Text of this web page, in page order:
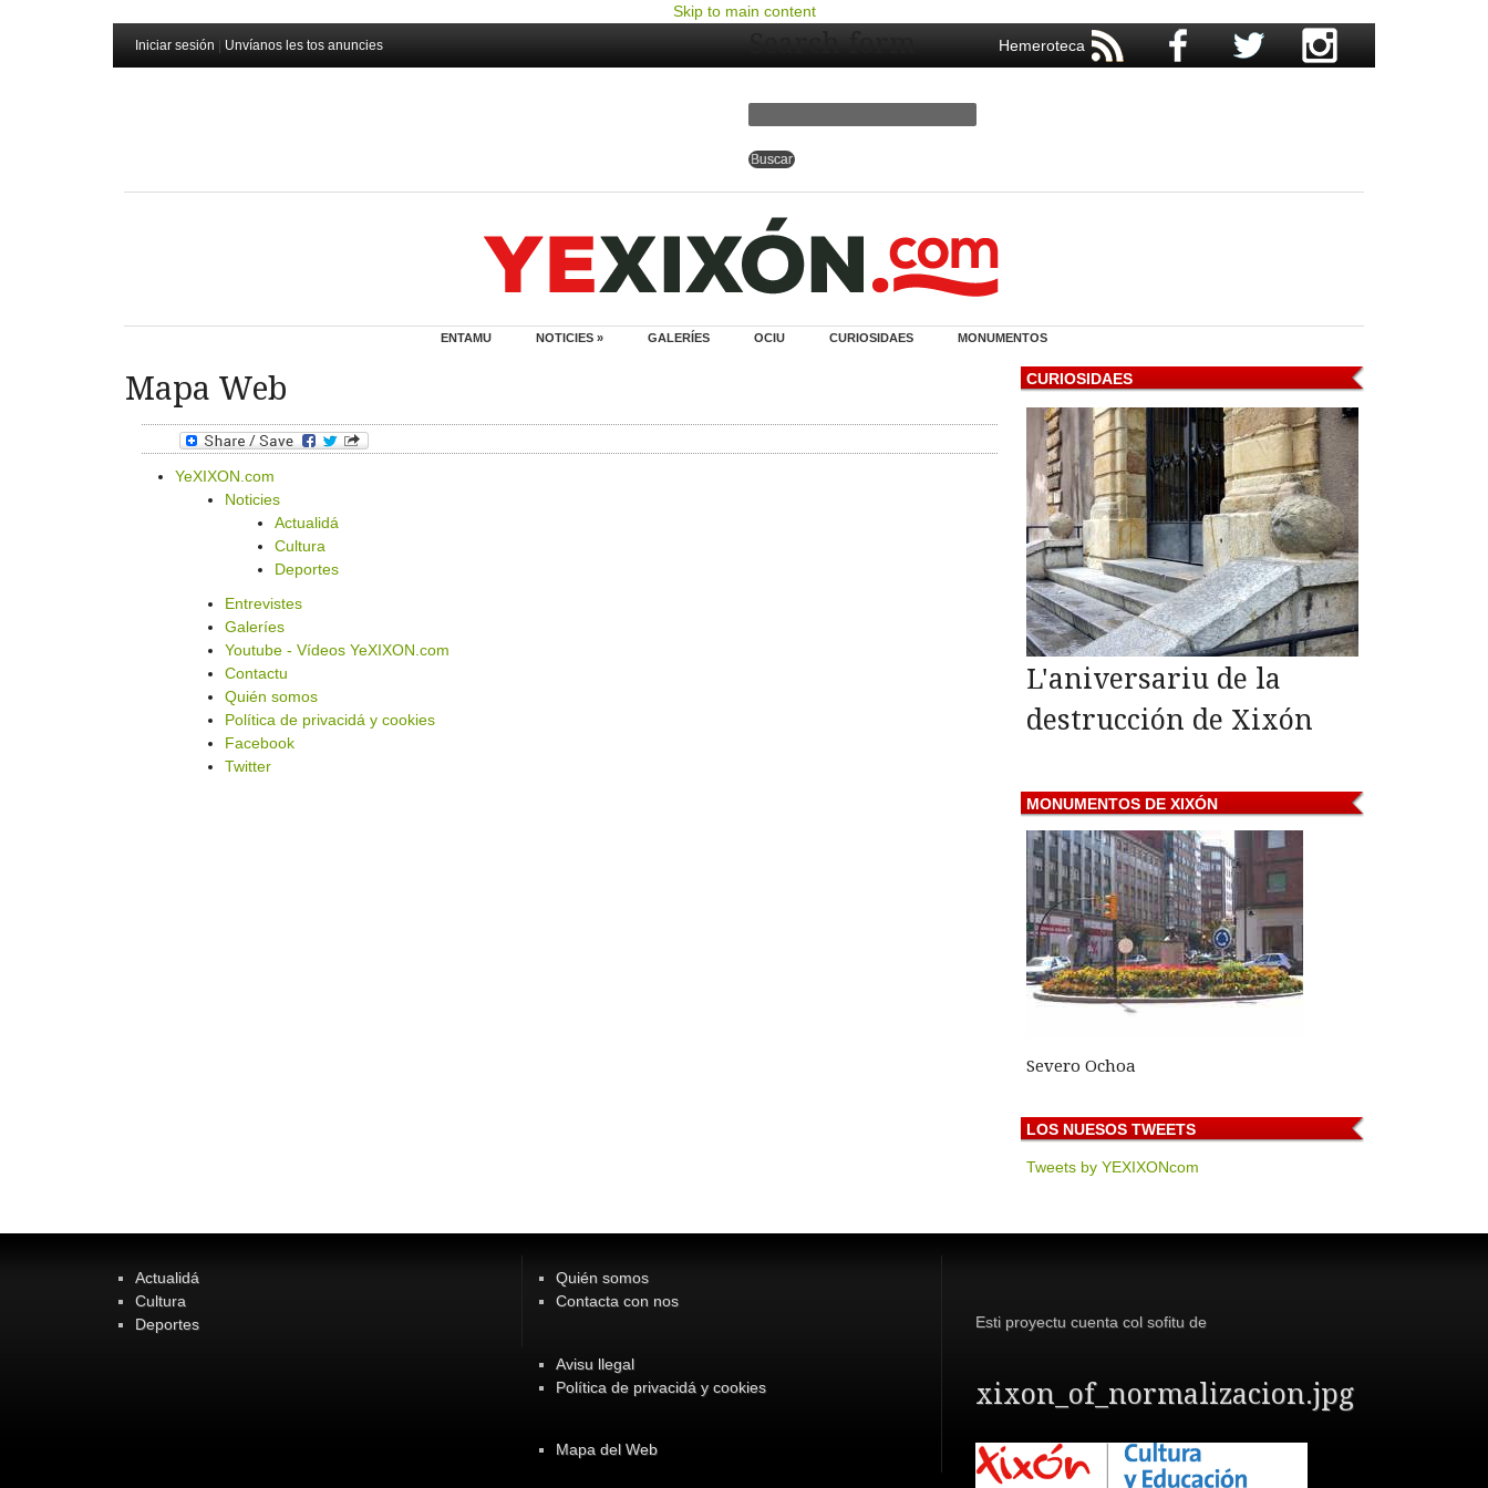
Skip to main content
Iniciar sesión Unvíanos les tos anuncies Hemeroteca
Search form
ENTAMU NOTICIES » GALERÍES OCIU CURIOSIDAES MONUMENTOS
Mapa Web
YeXIXON.com
Noticies
Actualidá
Cultura
Deportes
Entrevistes
Galeríes
Youtube - Vídeos YeXIXON.com
Contactu
Quién somos
Política de privacidá y cookies
Facebook
Twitter
CURIOSIDAES
L'aniversariu de la
destrucción de Xixón
MONUMENTOS DE XIXÓN
Severo Ochoa
LOS NUESOS TWEETS
Tweets by YEXIXONcom
Actualidá
Cultura
Deportes
Quién somos
Contacta con nos
Avisu llegal
Política de privacidá y cookies
Mapa del Web
Esti proyectu cuenta col sofitu de
xixon_of_normalizacion.jpg